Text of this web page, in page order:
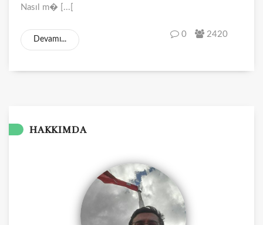
Nasıl m� [...[
Devamı...
0 2420
HAKKIMDA